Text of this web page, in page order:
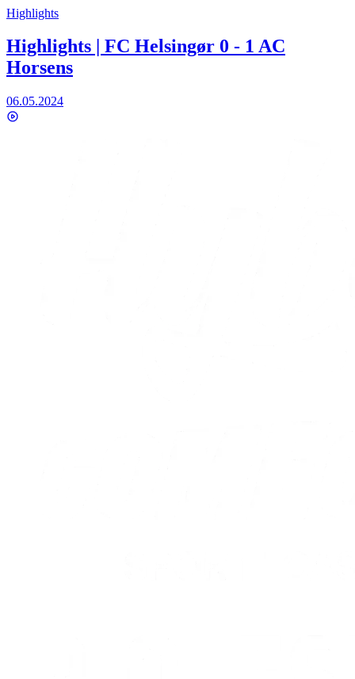
Highlights
Highlights | FC Helsingør 0 - 1 AC
Horsens
06.05.2024